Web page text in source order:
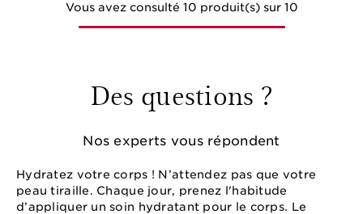
Vous avez consulté 10 produit(s) sur 10
Des questions ?
Nos experts vous répondent
Hydratez votre corps ! N’attendez pas que votre
peau tiraille. Chaque jour, prenez l'habitude
d’appliquer un soin hydratant pour le corps. Le